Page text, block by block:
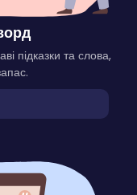
підказки та слова,